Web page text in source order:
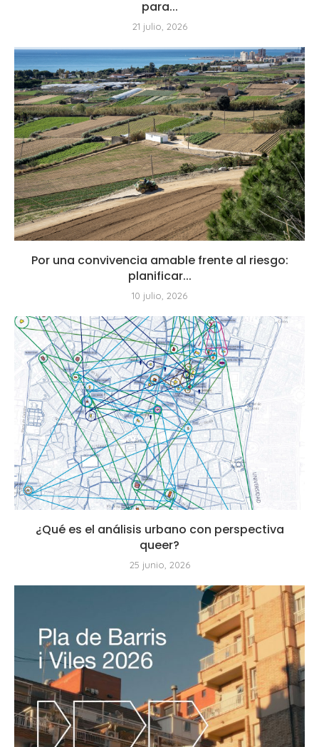
para...
21 julio, 2026
Por una convivencia amable frente al riesgo:
planificar...
10 julio, 2026
¿Qué es el análisis urbano con perspectiva
queer?
25 junio, 2026